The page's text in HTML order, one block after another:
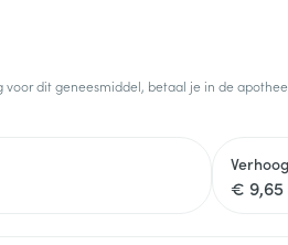
dit geneesmiddel, betaal je in de
€ 9,65